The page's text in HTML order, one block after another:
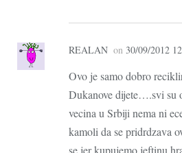
REALAN on 30/09/2012
Ovo je samo dobro
Dukanove dijete….svi su
vecina u Srbiji nema ni
kamoli da se pridrdzava
se jer kupujemo jeftinu